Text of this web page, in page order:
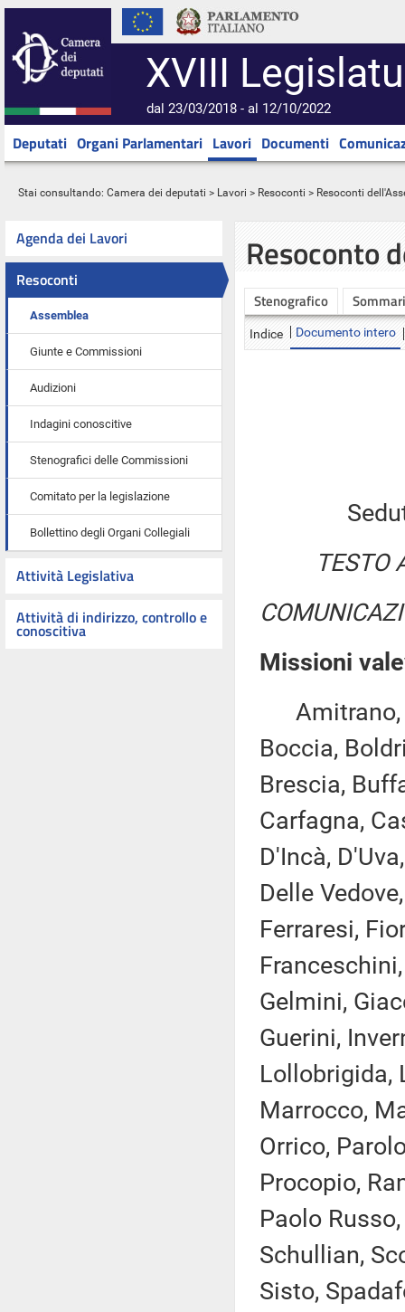
XVIII
dal 23/03/2018 - al 12/10/2022
Deputati Organi Parlamentari Lavori Documenti
Stai consultando: Camera dei deputati > Lavori > Resoconti > Resoconti
Agenda dei Lavori
Resoconti
Assemblea
Giunte e Commissioni
Audizioni
Indagini conoscitive
Stenografici delle Commissioni
Comitato per la legislazione
Bollettino degli Organi Collegiali
Attività Legislativa
Attività di indirizzo, controllo e
conoscitiva
Resoconto
Stenografico
Indice Documento intero
TESTO
Missioni
Amitrano,
Boccia,
Brescia,
Carfagna,
D'Incà,
Delle
Ferraresi,
Gelmini,
Guerini,
Lollobrigida,
Marrocco,
Orrico,
Procopio,
Paolo
Schullian,
Sisto,